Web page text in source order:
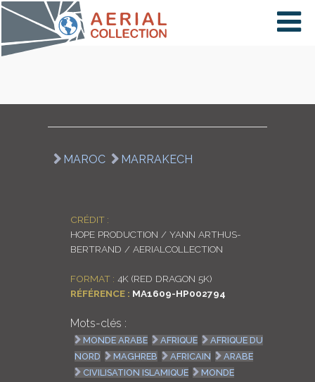
×
COLLECTIONS
LOGIN
ENGLISH
MAROC MARRAKECH
CRÉDIT :
HOPE PRODUCTION / YANN ARTHUS-
BERTRAND / AERIALCOLLECTION
FORMAT : 4K (RED DRAGON 5K)
RÉFÉRENCE : MA1609-HP002794
Mots-clés :
MONDE ARABE AFRIQUE
AFRIQUE DU
NORD
MAGHREB AFRICAIN
ARABE
CIVILISATION ISLAMIQUE
MONDE